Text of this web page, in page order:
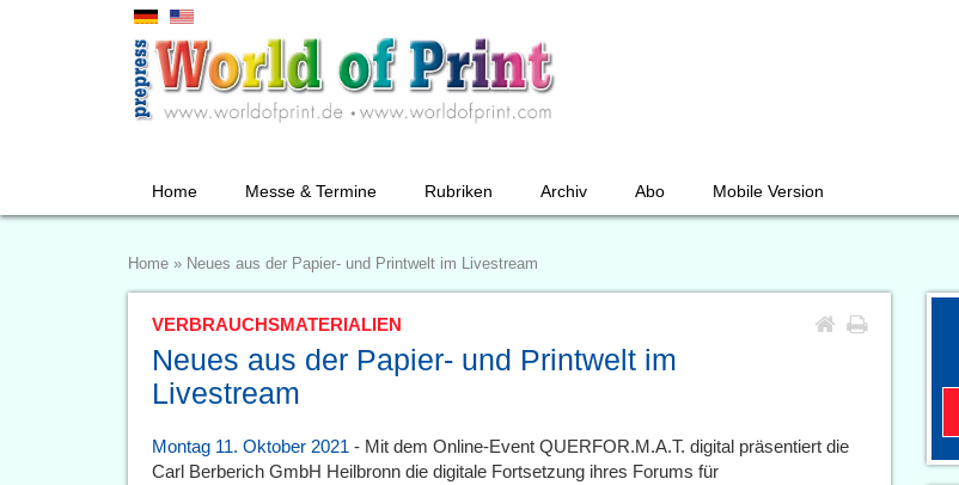
Home Messe & Termine Rubriken Archiv Abo Mobile Version
Home » Neues aus der Papier- und Printwelt im Livestream
VERBRAUCHSMATERIALIEN
Neues aus der Papier- und Printwelt im
Livestream
Montag 11. Oktober 2021 - Mit dem Online-Event QUERFOR.M.A.T. digital präsentiert die
Carl Berberich GmbH Heilbronn die digitale Fortsetzung ihres Forums für